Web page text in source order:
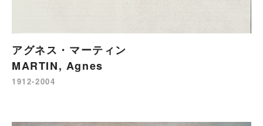
アグネス・マーティン
MARTIN, Agnes
1912-2004